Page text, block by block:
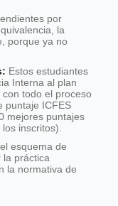
por
la
porque ya no
Estos estudiantes
Interna al plan
todo el proceso
puntaje ICFES
mejores puntajes
inscritos).
esquema de
práctica
la normativa de